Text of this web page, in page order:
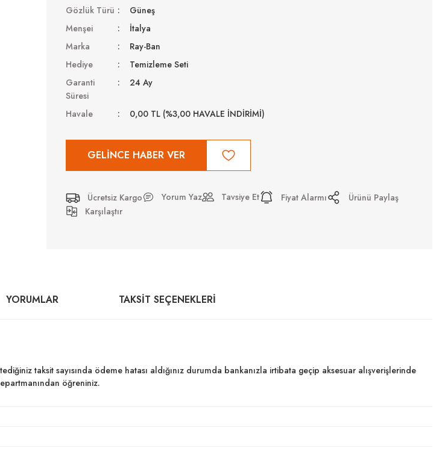
Gözlük Türü
Güneş
Menşei
İtalya
Marka
Ray-Ban
Hediye
Temizleme Seti
Garanti
Süresi
24 Ay
Havale 0,00 TL (%3,00 HAVALE İNDİRİMİ)
GELINCE HABER VER
Ücretsiz Kargo Yorum Yaz Tavsiye Et Fiyat Alarmı
Ürünü Paylaş
Karşılaştır
YORUMLAR TAKSIT SEÇENEKLERI
taksit sayısında ödeme hatası aldığınız durumda bankanızla irtibata geçip aksesuar alışverişlerinde
öğreniniz.